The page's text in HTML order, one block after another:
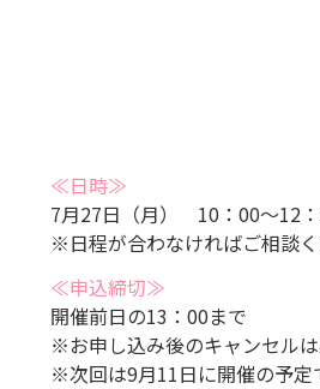
≪日時≫
7月27日（月） 10：00～12
※日程が合わなければご相談
≪申込締切≫
開催前日の13：00まで
※お申し込み後のキャンセルは
※次回は9月11日に開催の予定